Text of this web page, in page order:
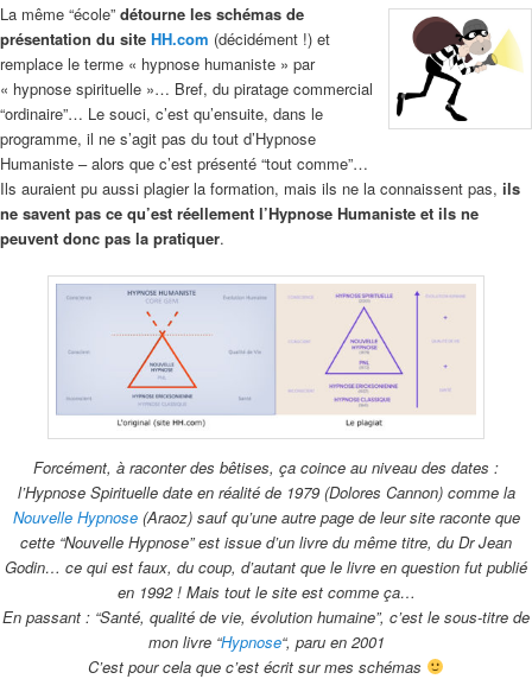
La même “école” détourne les schémas de
présentation du site HH.com (décidément !) et
remplace le terme « hypnose humaniste » par
« hypnose spirituelle »… Bref, du piratage commercial
“ordinaire”… Le souci, c’est qu’ensuite, dans le
programme, il ne s’agit pas du tout d’Hypnose
Humaniste – alors que c’est présenté “tout comme”…
Ils auraient pu aussi plagier la formation, mais ils ne la connaissent pas, ils
ne savent pas ce qu’est réellement l’Hypnose Humaniste et ils ne
peuvent donc pas la pratiquer.
Forcément, à raconter des bêtises, ça coince au niveau des dates :
l’Hypnose Spirituelle date en réalité de 1979 (Dolores Cannon) comme la
Nouvelle Hypnose(Araoz) sauf qu’une autre page de leur site raconte que
cette “Nouvelle Hypnose” est issue d’un livre du même titre, du Dr Jean
Godin… ce qui est faux, du coup, d’autant que le livre en question fut publié
en 1992 ! Mais tout le site est comme ça…
En passant : “Santé, qualité de vie, évolution humaine”, c’est le sous-titre de
mon livre “Hypnose“, paru en 2001
C’est pour cela que c’est écrit sur mes schémas